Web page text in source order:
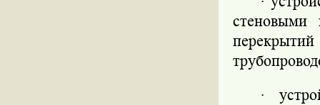
стеновыми
·